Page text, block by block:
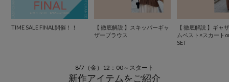
TIME SALE FINAL開催！！
【 徹底解説 】スキッパーギャ
ザーブラウス
【 徹底解説 】ギャ
ムベスト×スカート
SET
8/7（金）12：00～スタート
新作アイテムをご紹介